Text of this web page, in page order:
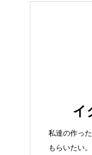
イ
私達の作っ
もらいたい